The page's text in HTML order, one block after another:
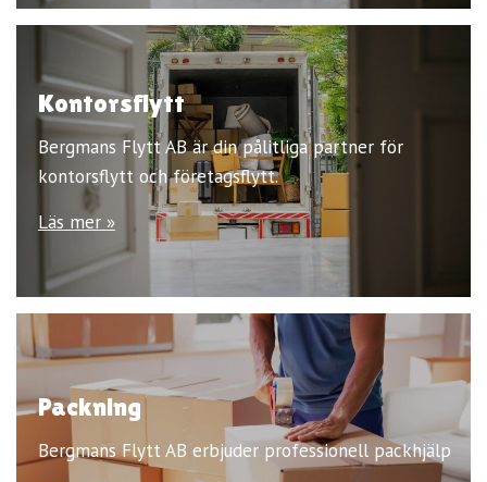
Kontorsflytt
Bergmans Flytt AB är din pålitliga partner för
kontorsflytt och företagsflytt.
Läs mer »
Packning
Bergmans Flytt AB erbjuder professionell packhjälp